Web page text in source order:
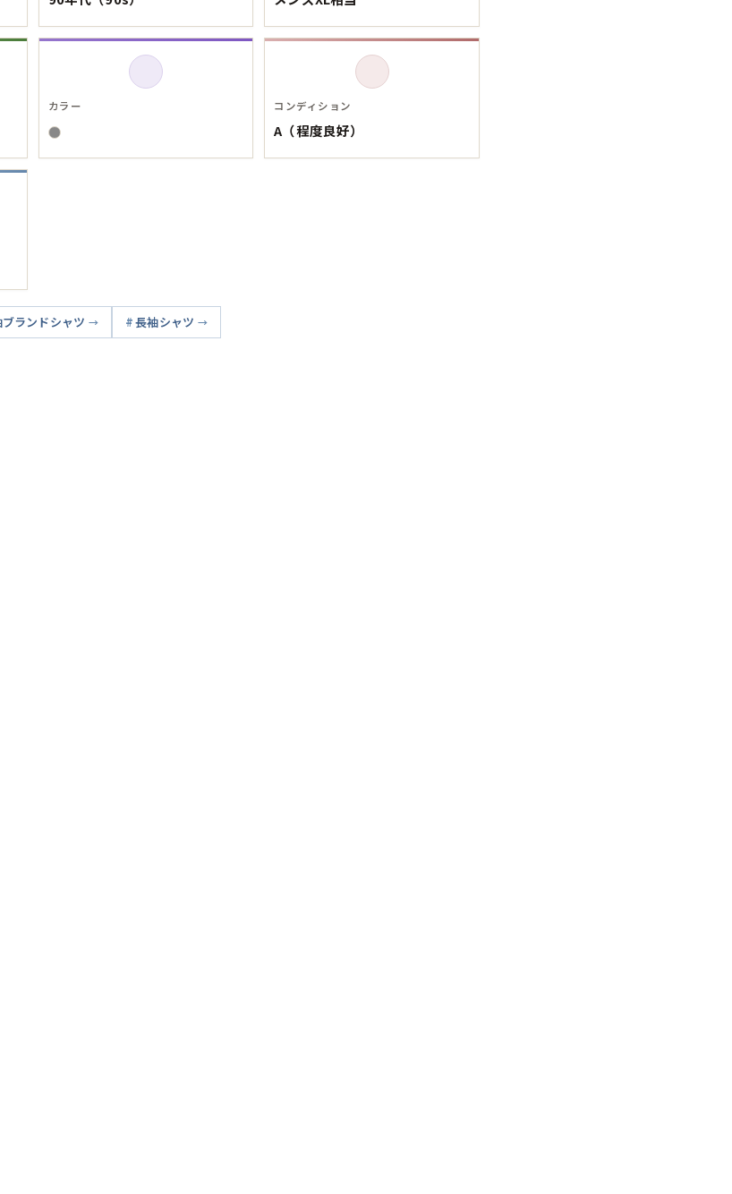
Tシャツ
Tシャツ
ボロ
すべてのマニアックを見る
カラー コンディション
A（程度良好）
ランドシャツ 長袖シャツ